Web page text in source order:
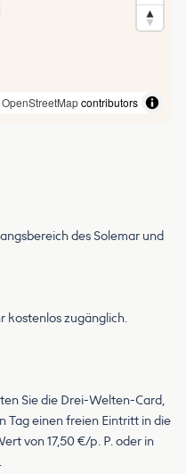
OpenStreetMapcontributors
des Solemar und
kostenlos zugänglich.
Sie die Drei-Welten-Card,
Tag einen freien Eintritt in die
von 17,50 €/p. P. oder in